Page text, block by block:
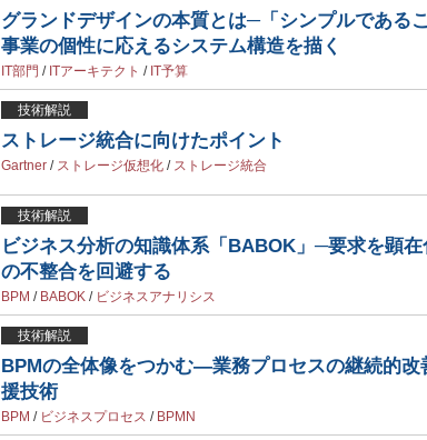
グランドデザインの本質とは─「シンプルである
事業の個性に応えるシステム構造を描く
IT部門 / ITアーキテクト / IT予算
技術解説
ストレージ統合に向けたポイント
Gartner / ストレージ仮想化 / ストレージ統合
技術解説
ビジネス分析の知識体系「BABOK」─要求を顕
の不整合を回避する
BPM / BABOK / ビジネスアナリシス
技術解説
BPMの全体像をつかむ―業務プロセスの継続的改
援技術
BPM / ビジネスプロセス / BPMN